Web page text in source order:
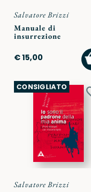
Salvatore Brizzi
Manuale di
insurrezione
€ 15,00
CONSIGLIATO
Salvatore Brizzi